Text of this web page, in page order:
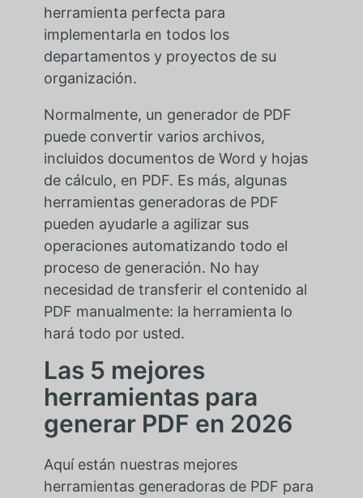
herramienta perfecta para
implementarla en todos los
departamentos y proyectos de su
organización.
Normalmente, un generador de PDF
puede convertir varios archivos,
incluidos documentos de Word y hojas
de cálculo, en PDF. Es más, algunas
herramientas generadoras de PDF
pueden ayudarle a agilizar sus
operaciones automatizando todo el
proceso de generación. No hay
necesidad de transferir el contenido al
PDF manualmente: la herramienta lo
hará todo por usted.
Las 5 mejores
herramientas para
generar PDF en 2026
Aquí están nuestras mejores
herramientas generadoras de PDF para